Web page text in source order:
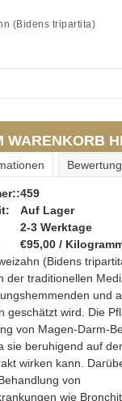
(Bidens tripartita)
WARENKORB
459
Auf Lager
2-3 Werktage
€95,00 /
(Bidens
der traditionellen
und
geschätzt wird. Die
von Magen-Darm-
sie beruhigend auf
wirken kann.
von
wie